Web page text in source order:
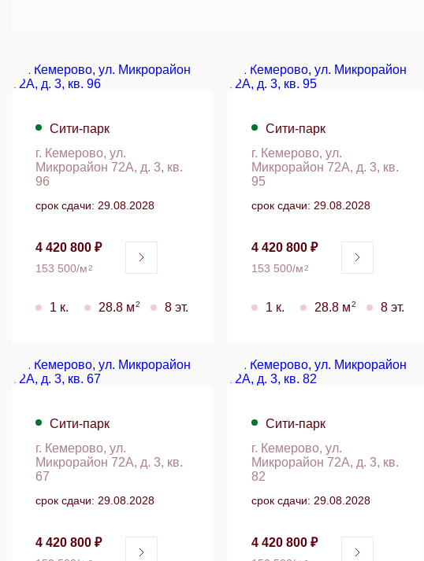
Сити-парк
г. Кемерово, ул.
Микрорайон 72А, д. 3, кв.
96
срок сдачи: 29.08.2028
4 420 800 ₽
153 500/м2
1 к. 28.8 м2 8 эт.
Сити-парк
г. Кемерово, ул.
Микрорайон 72А, д. 3, кв.
95
срок сдачи: 29.08.2028
4 420 800 ₽
153 500/м2
1 к. 28.8 м2 8 эт.
Сити-парк
г. Кемерово, ул.
Микрорайон 72А, д. 3, кв.
67
срок сдачи: 29.08.2028
4 420 800 ₽
Сити-парк
г. Кемерово, ул.
Микрорайон 72А, д. 3, кв.
82
срок сдачи: 29.08.2028
4 420 800 ₽